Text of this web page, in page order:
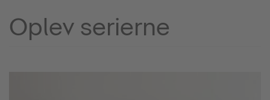
Oplev serierne